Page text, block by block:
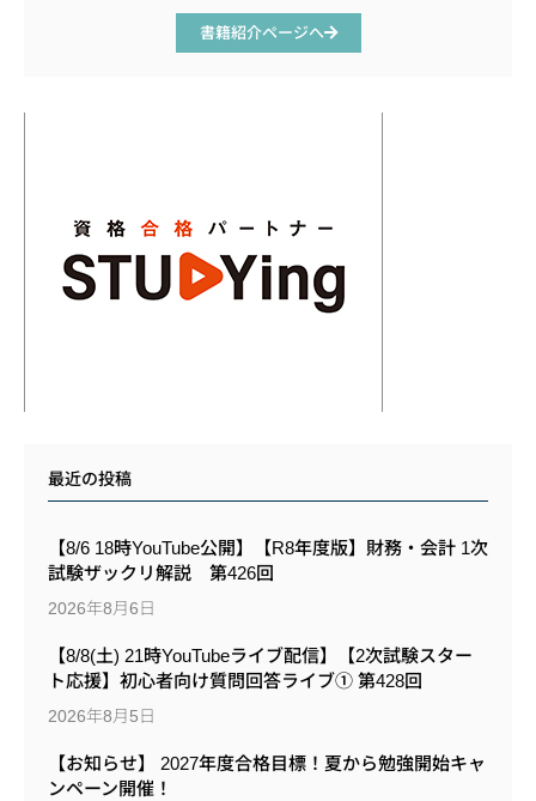
書籍紹介ページへ
最近の投稿
【8/6 18時YouTube公開】【R8年度版】財務・会計 1次
試験ザックリ解説 第426回
2026年8月6日
【8/8(土) 21時YouTubeライブ配信】【2次試験スター
ト応援】初心者向け質問回答ライブ① 第428回
2026年8月5日
【お知らせ】 2027年度合格目標！夏から勉強開始キャ
ンペーン開催！